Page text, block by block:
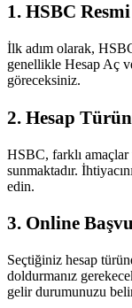
1. HSBC
İlk adım olarak,
genellikle Hesap Aç
göreceksiniz.
2. Hesap
HSBC, farklı
sunmaktadır.
edin.
3. Online
Seçtiğiniz hesap
doldurmanız
gelir durumunuzu